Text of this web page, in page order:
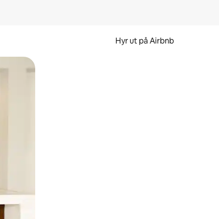
Hyr ut på Airbnb